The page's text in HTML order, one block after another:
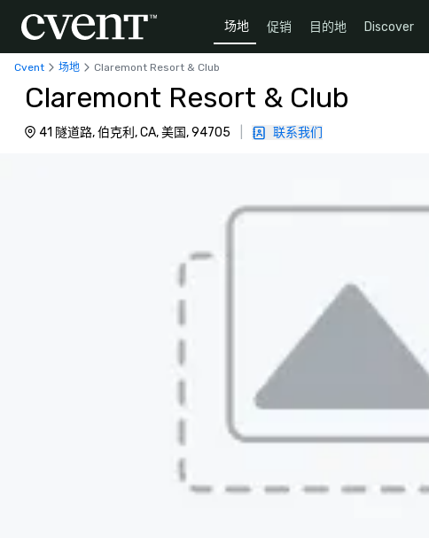
场地 促销 目的地 Discover
Cvent 场地 Claremont Resort & Club
Claremont Resort & Club
41 隧道路, 伯克利, CA, 美国, 94705 联系我们